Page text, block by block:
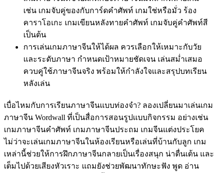
เช่น เกมจับคู่ของกับการ์ดคำศัพท์ เกมใช่หรือมั่ว ร้อง
คาราโอเกะ เกมเขียนหลังทายคำศัพท์ เกมจับคู่คำศัพท์สี
เป็นต้น
การเล่นเกมภาษาจีนให้ได้ผล ควรเลือกให้เหมาะกับวัย
และระดับภาษา กำหนดเป้าหมายชัดเจน เล่นสม่ำเสมอ
ควบคู่ใช้ภาษาจีนจริง พร้อมให้กำลังใจและสรุปบทเรียน
หลังเล่น
เบื่อไหมกับการเรียนภาษาจีนแบบท่องจำ? ลองเปลี่ยนมาเล่นเกม
ภาษาจีน Wordwall ที่เป็นสื่อการสอนรูปแบบกิจกรรม อย่างเช่น
เกมภาษาจีนคำศัพท์ เกมภาษาจีนประถม เกมจีนแต่งประโยค
ไม่ว่าจะเล่นเกมภาษาจีนในห้องเรียนหรือเล่นที่บ้านกับลูก เกม
เหล่านี้ช่วยให้การฝึกภาษาจีนกลายเป็นเรื่องสนุก น่าตื่นเต้น และ
เต็มไปด้วยเสียงหัวเราะ แถมยังช่วยพัฒนาทักษะฟัง พูด อ่าน